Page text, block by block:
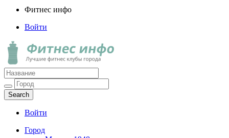
Фитнес инфо
Войти
Фитнес инфо
Лучшие фитнес клубы города
Войти
Город